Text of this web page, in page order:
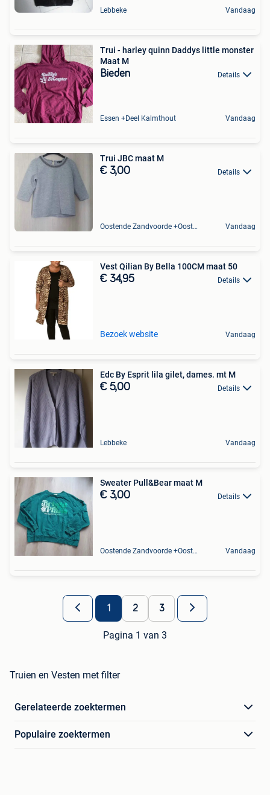
Lebbeke Vandaag
Trui - harley quinn Daddys little monster
Maat M
Bieden Details
Essen +Deel Kalmthout Vandaag
Trui JBC maat M
€ 3,00 Details
Oostende Zandvoorde +Oostende Vandaag
Vest Qilian By Bella 100CM maat 50
€ 34,95 Details
Bezoek website Vandaag
Edc By Esprit lila gilet, dames. mt M
€ 5,00 Details
Lebbeke Vandaag
Sweater Pull&Bear maat M
€ 3,00 Details
Oostende Zandvoorde +Oostende Vandaag
1 2 3
Pagina 1 van 3
Truien en Vesten met filter
Gerelateerde zoektermen
Populaire zoektermen